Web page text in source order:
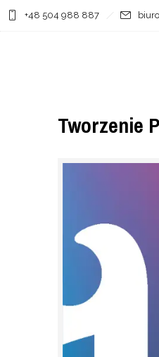
+48 504 988 887
Tworzenie